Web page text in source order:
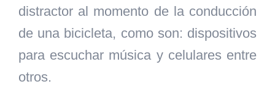
distractor al momento de la conducción
de una bicicleta, como son: dispositivos
para escuchar música y celulares entre
otros.